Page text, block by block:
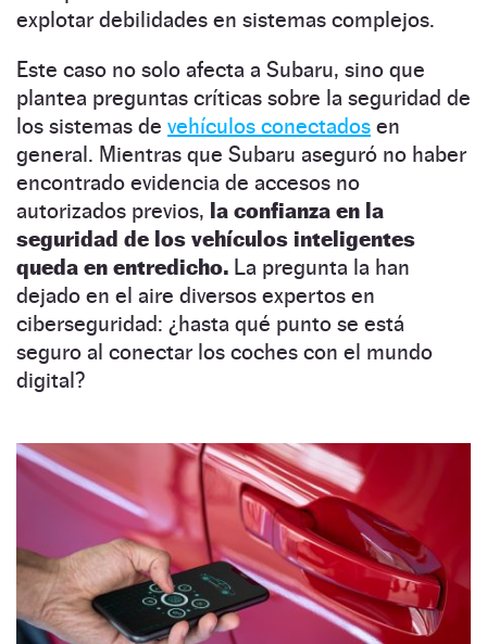
explotar debilidades en sistemas complejos.
Este caso no solo afecta a Subaru, sino que
plantea preguntas críticas sobre la seguridad de
los sistemas de vehículos conectados en
general. Mientras que Subaru aseguró no haber
encontrado evidencia de accesos no
autorizados previos, la confianza en la
seguridad de los vehículos inteligentes
queda en entredicho. La pregunta la han
dejado en el aire diversos expertos en
ciberseguridad: ¿hasta qué punto se está
seguro al conectar los coches con el mundo
digital?